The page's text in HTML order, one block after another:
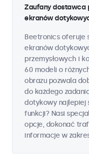
Zaufany dostawca
ekranów
Beetronics oferuje
ekranów
przemysłowych i
60 modeli o
obrazu pozwala
do każdego
dotykowy najlepiej
funkcji? Nasi
opcje, dokonać
informacje w